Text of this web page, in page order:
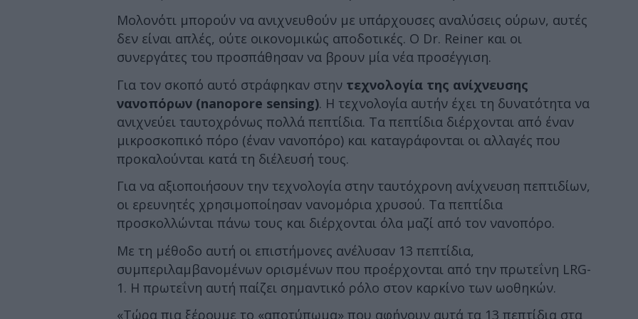
Μολονότι μπορούν να ανιχνευθούν με υπάρχουσες αναλύσεις ούρων, αυτές
δεν είναι απλές, ούτε οικονομικώς αποδοτικές. Ο Dr. Reiner και οι
συνεργάτες του προσπάθησαν να βρουν μία νέα προσέγγιση.
Για τον σκοπό αυτό στράφηκαν στην τεχνολογία της ανίχνευσης
νανοπόρων (nanopore sensing). Η τεχνολογία αυτήν έχει τη δυνατότητα να
ανιχνεύει ταυτοχρόνως πολλά πεπτίδια. Τα πεπτίδια διέρχονται από έναν
μικροσκοπικό πόρο (έναν νανοπόρο) και καταγράφονται οι αλλαγές που
προκαλούνται κατά τη διέλευσή τους.
Για να αξιοποιήσουν την τεχνολογία στην ταυτόχρονη ανίχνευση πεπτιδίων,
οι ερευνητές χρησιμοποίησαν νανομόρια χρυσού. Τα πεπτίδια
προσκολλώνται πάνω τους και διέρχονται όλα μαζί από τον νανοπόρο.
Με τη μέθοδο αυτή οι επιστήμονες ανέλυσαν 13 πεπτίδια,
συμπεριλαμβανομένων ορισμένων που προέρχονται από την πρωτεΐνη LRG-
1. Η πρωτεΐνη αυτή παίζει σημαντικό ρόλο στον καρκίνο των ωοθηκών.
«Τώρα πια ξέρουμε το «αποτύπωμα» που αφήνουν αυτά τα 13 πεπτίδια στα